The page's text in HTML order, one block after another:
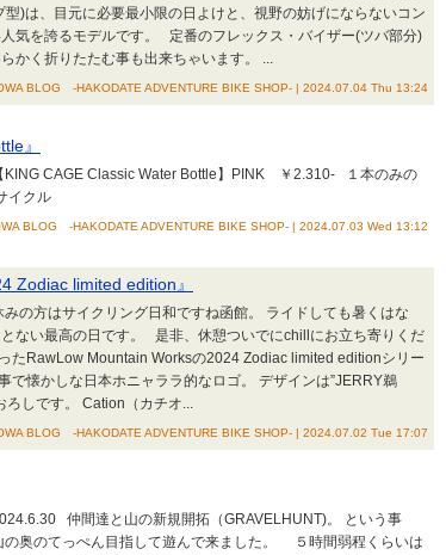
)は、目元に必要最小限の日よけと、視野の妨げにならないコン
気を誇るモデルです。 定番のフレックス・バイザー(ツバ部分)
かく折りたたむ事も出来ちゃいます。 ...
BLOG -HAKODATE ADVENTURE BIKE SHOP- | 2024.07.04 Thu 13:24
』
CAGE Classic Water Bottle】PINK ￥2.310- １本のみの
イクル
BLOG -HAKODATE ADVENTURE BIKE SHOP- | 2024.07.03 Wed 13:12
Zodiac limited edition』
の方はサイクリング日和ですね函館。 ライドしても暑くはな
ない最高の日です。 是非、休憩ついでにchillにお立ち寄りくだ
たRawLow Mountain Worksの2024 Zodiac limited editionシリー
懐かしな日本ホニャララ的なロゴ。 デザインは”JERRY鵜
ろしです。 Cation（カチオ...
BLOG -HAKODATE ADVENTURE BIKE SHOP- | 2024.07.02 Tue 17:07
仲間達と山の新規開拓（GRAVELHUNT)。 という事
の奥のてっぺん目指して遊んで来ました。 ５時間弱程くらいは